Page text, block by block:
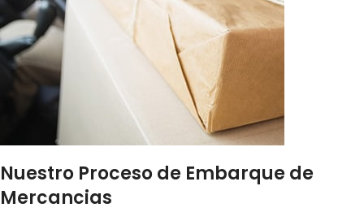
Nuestro Proceso de Embarque de
Mercancias